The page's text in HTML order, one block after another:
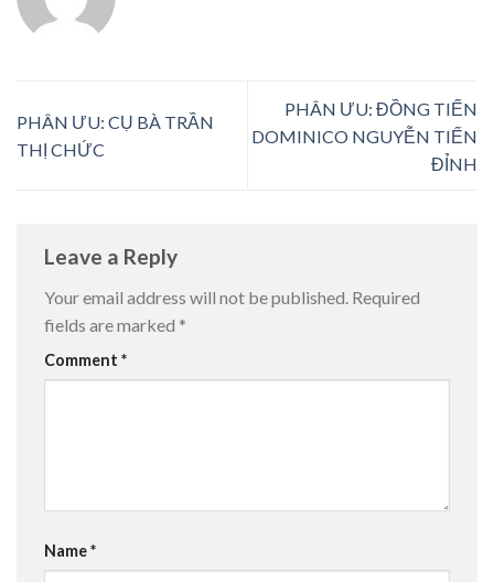
PHÂN ƯU: CỤ BÀ TRẦN
THỊ CHỨC
PHÂN ƯU: ĐỒNG TIẾN
DOMINICO NGUYỄN TIẾN
ĐỈNH
Leave a Reply
Your email address will not be published. Required
fields are marked *
Comment *
Name*